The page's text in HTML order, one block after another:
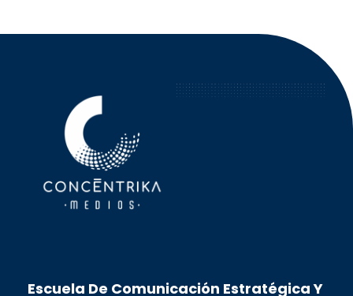
Escuela De Comunicación Estratégica Y